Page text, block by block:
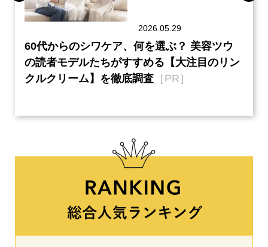
2026.05.29
60代からのシワケア、何を選ぶ？ 美容ツウ
の読者モデルたちがすすめる【大注目のリン
クルクリーム】を徹底調査 ［PR］